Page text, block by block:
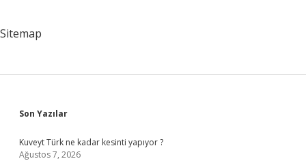
Sitemap
Sidebar
Son Yazılar
Kuveyt Türk ne kadar kesinti yapıyor ?
Ağustos 7, 2026